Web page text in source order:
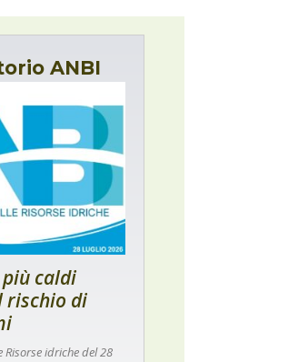
ANBI
caldi
rischio di
Risorse idriche del 28